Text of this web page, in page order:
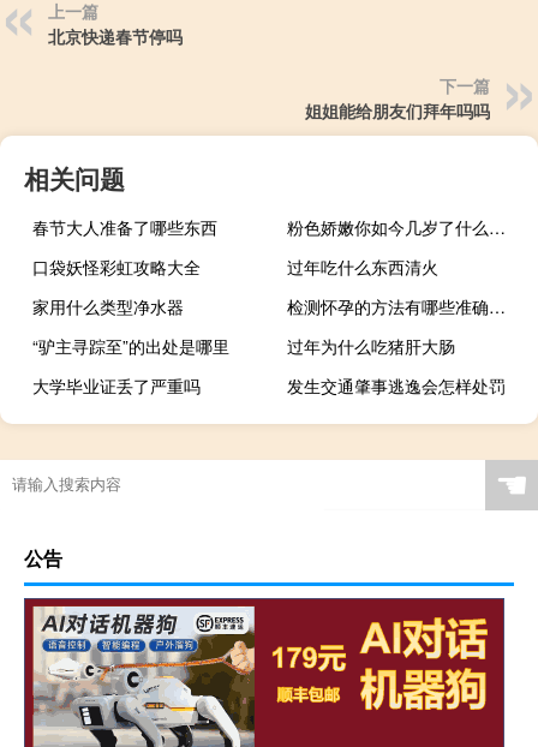
上一篇
北京快递春节停吗
下一篇
姐姐能给朋友们拜年吗吗
相关问题
春节大人准备了哪些东西
粉色娇嫩你如今几岁了什么梗，粉色娇嫩你如今几岁了是什么意思？什么梗
口袋妖怪彩虹攻略大全
过年吃什么东西清火
家用什么类型净水器
检测怀孕的方法有哪些准确（检测怀孕的方法有哪些）
“驴主寻踪至”的出处是哪里
过年为什么吃猪肝大肠
大学毕业证丢了严重吗
发生交通肇事逃逸会怎样处罚
☚
公告